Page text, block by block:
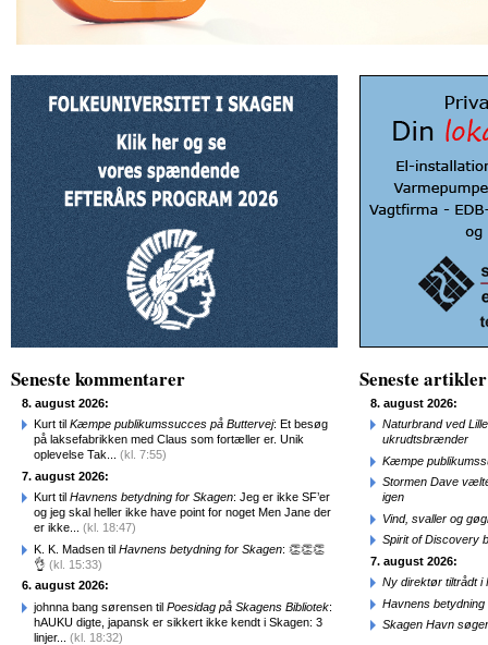
Seneste kommentarer
8. august 2026:
Kurt til Kæmpe publikumssucces på Buttervej: Et besøg
på laksefabrikken med Claus som fortæller er. Unik
oplevelse Tak... (kl. 7:55)
7. august 2026:
Kurt til Havnens betydning for Skagen: Jeg er ikke SF’er
og jeg skal heller ikke have point for noget Men Jane der
er ikke... (kl. 18:47)
K. K. Madsen til Havnens betydning for Skagen: 👏👏👏
👌 (kl. 15:33)
6. august 2026:
johnna bang sørensen til Poesidag på Skagens Bibliotek:
hAUKU digte, japansk er sikkert ikke kendt i Skagen: 3
linjer... (kl. 18:32)
Seneste artikler
8. august 2026:
Naturbrand ved
ukrudtsbrænder
Kæmpe
Stormen Dave
igen
Vind, svaller og
Spirit of Discovery
7. august 2026:
Ny direktør tiltrådt i
Havnens betydning
Skagen Havn